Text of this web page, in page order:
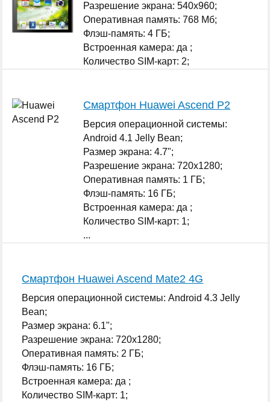
Разрешение экрана: 540x960;
Оперативная память: 768 Мб;
Флэш-память: 4 ГБ;
Встроенная камера: да ;
Количество SIM-карт: 2;
Смартфон Huawei Ascend P2
Версия операционной системы:
Android 4.1 Jelly Bean;
Размер экрана: 4.7";
Разрешение экрана: 720x1280;
Оперативная память: 1 ГБ;
Флэш-память: 16 ГБ;
Встроенная камера: да ;
Количество SIM-карт: 1;
...
Смартфон Huawei Ascend Mate2 4G
Версия операционной системы: Android 4.3 Jelly
Bean;
Размер экрана: 6.1";
Разрешение экрана: 720x1280;
Оперативная память: 2 ГБ;
Флэш-память: 16 ГБ;
Встроенная камера: да ;
Количество SIM-карт: 1;